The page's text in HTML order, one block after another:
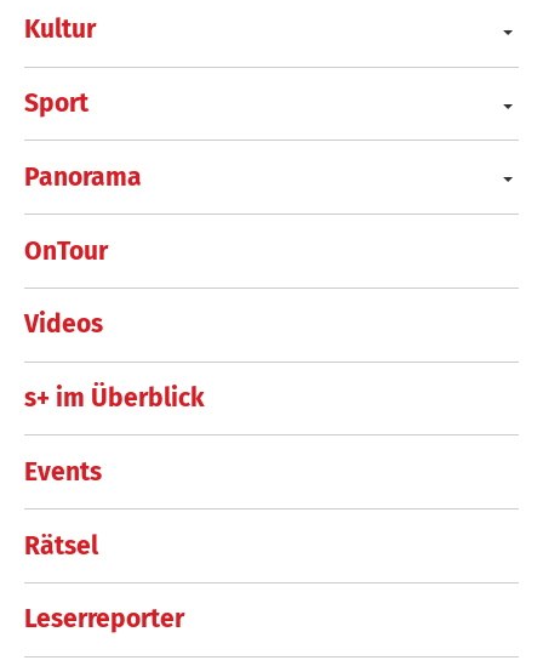
Kultur
Sport
Panorama
OnTour
Videos
s+ im Überblick
Events
Rätsel
Leserreporter